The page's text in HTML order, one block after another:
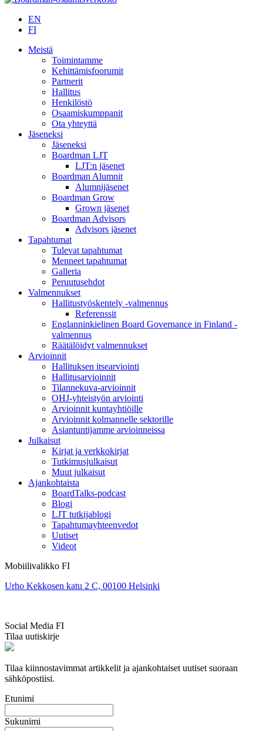
EN
FI
Meistä
Toimintamme
Kehittämisfoorumit
Partnerit
Hallitus
Henkilöstö
Osaamiskumppanit
Ota yhteyttä
Jäseneksi
Jäseneksi
Boardman LJT
LJT:n jäsenet
Boardman Alumnit
Alumnijäsenet
Boardman Grow
Grown jäsenet
Boardman Advisors
Advisors jäsenet
Tapahtumat
Tulevat tapahtumat
Menneet tapahtumat
Galleria
Peruutusehdot
Valmennukset
Hallitustyöskentely -valmennus
Referenssit
Englanninkielinen Board Governance in Finland -
valmennus
Räätälöidyt valmennukset
Arvioinnit
Hallituksen itsearviointi
Hallitusarvioinnit
Tilannekuva-arvioinnit
OHJ-yhteistyön arviointi
Arvioinnit kuntayhtiöille
Arvioinnit kolmannelle sektorille
Asiantuntijamme arvioinneissa
Julkaisut
Kirjat ja verkkokirjat
Tutkimusjulkaisut
Muut julkaisut
Ajankohtaista
BoardTalks-podcast
Blogi
LJT tutkijablogi
Tapahtumayhteenvedot
Uutiset
Videot
Mobiilivalikko FI
Urho Kekkosen katu 2 C, 00100 Helsinki
Social Media FI
Tilaa uutiskirje
Tilaa kiinnostavimmat artikkelit ja ajankohtaiset uutiset suoraan
sähköpostiisi.
Etunimi
Sukunimi